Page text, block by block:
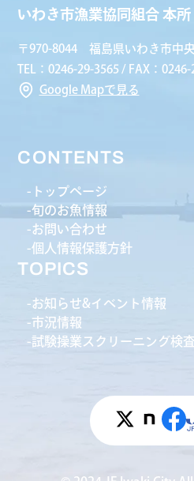
いわき市漁業協同組合 本所
〒970-8044 福島県いわき市中
TEL：0246-29-3565 / FAX：0246-
Google Mapで見る
CONTENTS
トップページ
旬のお魚情報
お問い合わせ
個人情報保護方針
TOPICS
お知らせ&イベント情報
市況情報
試験操業スクリーニング検